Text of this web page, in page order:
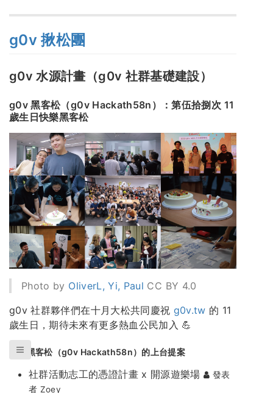
g0v 揪松團
g0v 水源計畫（g0v 社群基礎建設）
g0v 黑客松（g0v Hackath58n）：第伍拾捌次 11
歲生日快樂黑客松
Photo by OliverL, Yi, Paul CC BY 4.0
g0v 社群夥伴們在十月大松共同慶祝 g0v.tw 的 11
歲生日，期待未來有更多熱血公民加入 💪
本次黑客松（g0v Hackath58n）的上台提案
社群活動志工的憑證計畫 x 開源遊樂場
發表
者 Zoey